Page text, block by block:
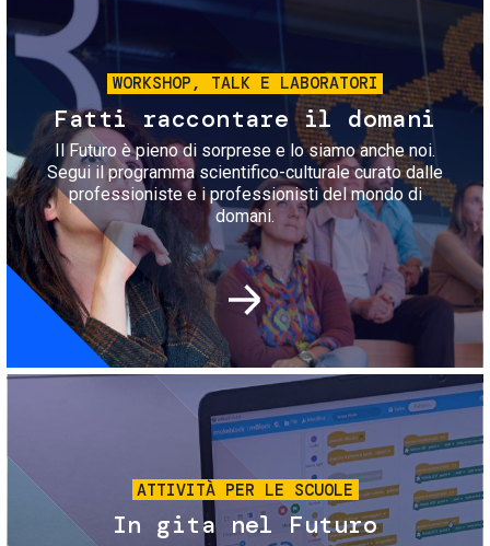
WORKSHOP, TALK E LABORATORI
Fatti raccontare il domani
Il Futuro è pieno di sorprese e lo siamo anche noi.
Segui il programma scientifico-culturale curato dalle
professioniste e i professionisti del mondo di
domani.
Immagine
ATTIVITÀ PER LE SCUOLE
In gita nel Futuro